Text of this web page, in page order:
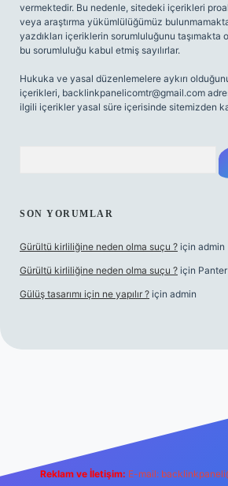
vermektedir. Bu nedenle, sitedeki içerikleri
veya araştırma yükümlülüğümüz
yazdıkları içeriklerin sorumluluğunu taşımakta
bu sorumluluğu kabul etmiş sayılırlar.
Hukuka ve yasal düzenlemelere aykırı
içerikleri, backlinkpanelicomtr@gmail.com
ilgili içerikler yasal süre içerisinde sitemizden
SON YORUMLAR
Gürültü kirliliğine neden olma suçu ? için admin
Gürültü kirliliğine neden olma suçu ? için Panter
Gülüş tasarımı için ne yapılır ? için admin
Reklam ve İletişim: E-mail: